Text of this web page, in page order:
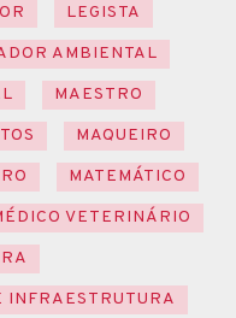
LEGISTA
AMBIENTAL
MAESTRO
MAQUEIRO
MATEMÁTICO
VETERINÁRIO
INFRAESTRUTURA